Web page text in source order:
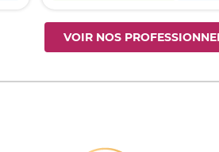
VOIR NOS